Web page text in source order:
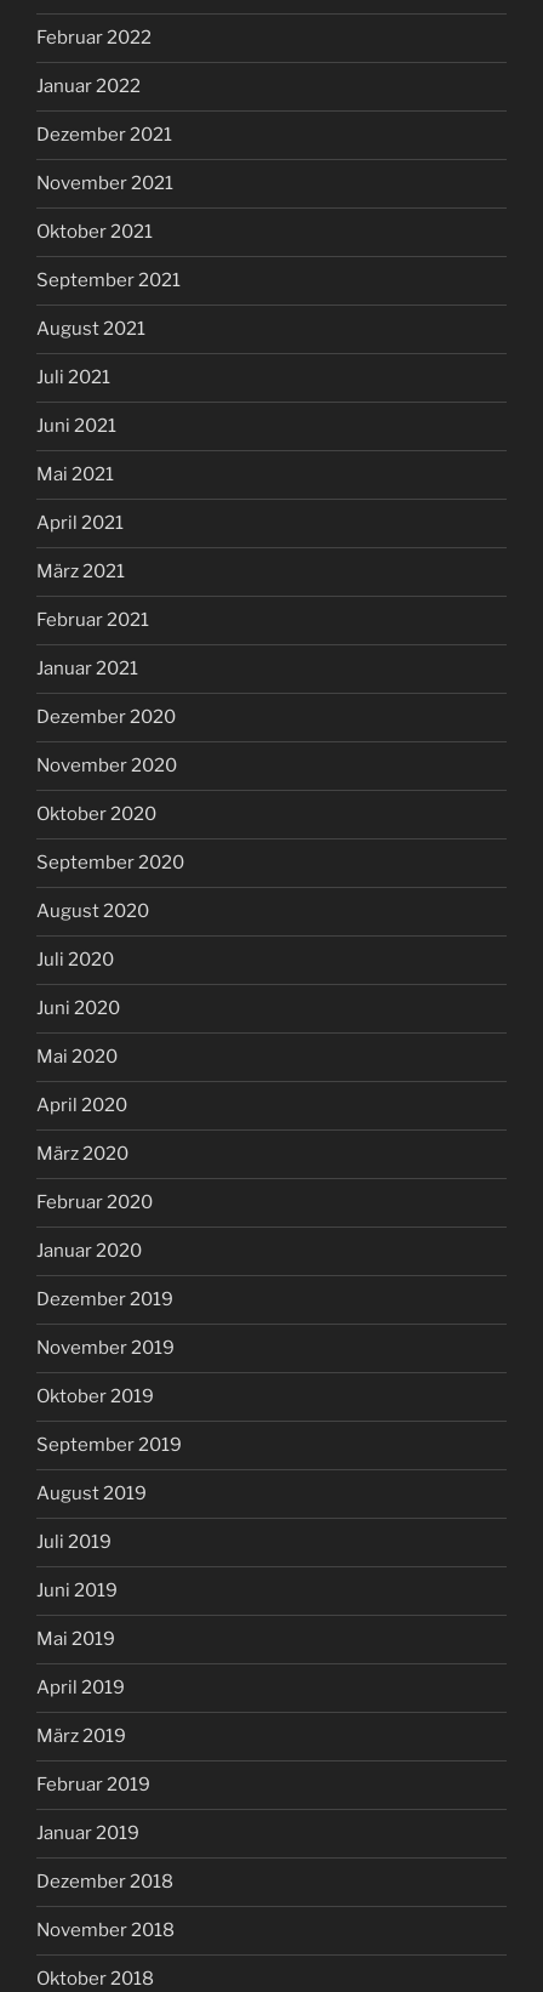
Februar 2022
Januar 2022
Dezember 2021
November 2021
Oktober 2021
September 2021
August 2021
Juli 2021
Juni 2021
Mai 2021
April 2021
März 2021
Februar 2021
Januar 2021
Dezember 2020
November 2020
Oktober 2020
September 2020
August 2020
Juli 2020
Juni 2020
Mai 2020
April 2020
März 2020
Februar 2020
Januar 2020
Dezember 2019
November 2019
Oktober 2019
September 2019
August 2019
Juli 2019
Juni 2019
Mai 2019
April 2019
März 2019
Februar 2019
Januar 2019
Dezember 2018
November 2018
Oktober 2018